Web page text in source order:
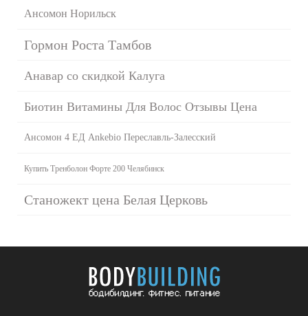
Ансомон Норильск
Гормон Роста Тамбов
Анавар со скидкой Калуга
Биотин Витамины Для Волос Отзывы Цена
Ансомон 4 ЕД Ankebio Переславль-Залесский
Купить Тренболон Форте 200 Челябинск
Станожект цена Белая Церковь